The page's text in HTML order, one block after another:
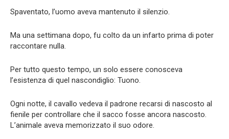
Spaventato, l’uomo aveva mantenuto il silenzio.
Ma una settimana dopo, fu colto da un infarto prima di poter
raccontare nulla.
Per tutto questo tempo, un solo essere conosceva
l’esistenza di quel nascondiglio: Tuono.
Ogni notte, il cavallo vedeva il padrone recarsi di nascosto al
fienile per controllare che il sacco fosse ancora nascosto.
L’animale aveva memorizzato il suo odore.